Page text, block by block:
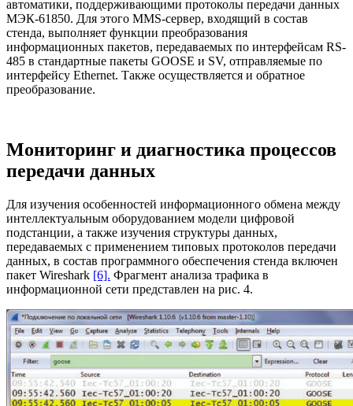
автоматики, поддерживающими протоколы передачи данных
МЭК-61850. Для этого MMS-сервер, входящий в состав
стенда, выполняет функции преобразования
информационных пакетов, передаваемых по интерфейсам RS-
485 в стандартные пакеты GOOSE и SV, отправляемые по
интерфейсу Ethernet. Также осуществляется и обратное
преобразование.
Мониторинг и диагностика процессов
передачи данных
Для изучения особенностей информационного обмена между
интеллектуальным оборудованием модели цифровой
подстанции, а также изучения структуры данных,
передаваемых с применением типовых протоколов передачи
данных, в состав программного обеспечения стенда включен
пакет Wireshark [6]. Фрагмент анализа трафика в
информационной сети представлен на рис. 4.